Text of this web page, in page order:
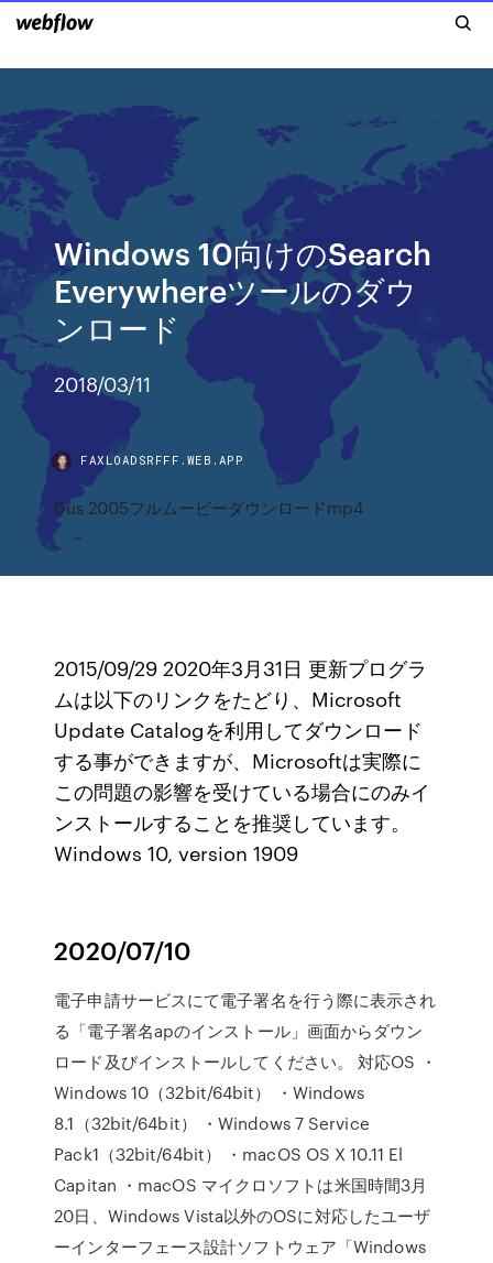
Windows 10向けのSearch
Everywhereツールのダウ
ンロード
2018/03/11
FAXLOADSRFFF.WEB.APP
Dus 2005フルムービーダウンロードmp4
2015/09/29 2020年3月31日 更新プログラ
ムは以下のリンクをたどり、Microsoft
Update Catalogを利用してダウンロード
する事ができますが、Microsoftは実際に
この問題の影響を受けている場合にのみイ
ンストールすることを推奨しています。
Windows 10, version 1909
2020/07/10
電子申請サービスにて電子署名を行う際に表示され
る「電子署名apのインストール」画面からダウン
ロード及びインストールしてください。 対応OS ・
Windows 10（32bit/64bit） ・Windows
8.1（32bit/64bit） ・Windows 7 Service
Pack1（32bit/64bit） ・macOS OS X 10.11 El
Capitan ・macOS マイクロソフトは米国時間3月
20日、Windows Vista以外のOSに対応したユーザ
ーインターフェース設計ソフトウェア「Windows